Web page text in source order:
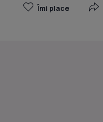
Îmi place